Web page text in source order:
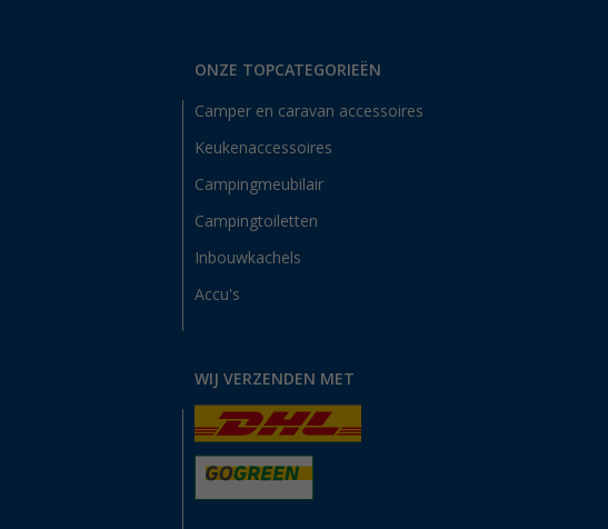
ONZE TOPCATEGORIEËN
Camper en caravan accessoires
Keukenaccessoires
Campingmeubilair
Campingtoiletten
Inbouwkachels
Accu's
WIJ VERZENDEN MET